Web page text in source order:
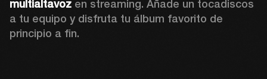
multialtavoz en streaming. Añade un tocadiscos
a tu equipo y disfruta tu álbum favorito de
principio a fin.